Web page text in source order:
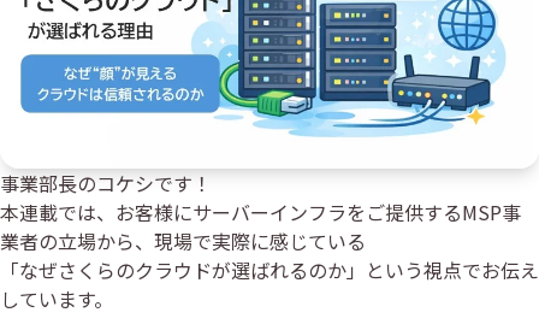
事業部長のコケシです！
本連載では、お客様にサーバーインフラをご提供するMSP事
業者の立場から、現場で実際に感じている
「なぜさくらのクラウドが選ばれるのか」という視点でお伝え
しています。